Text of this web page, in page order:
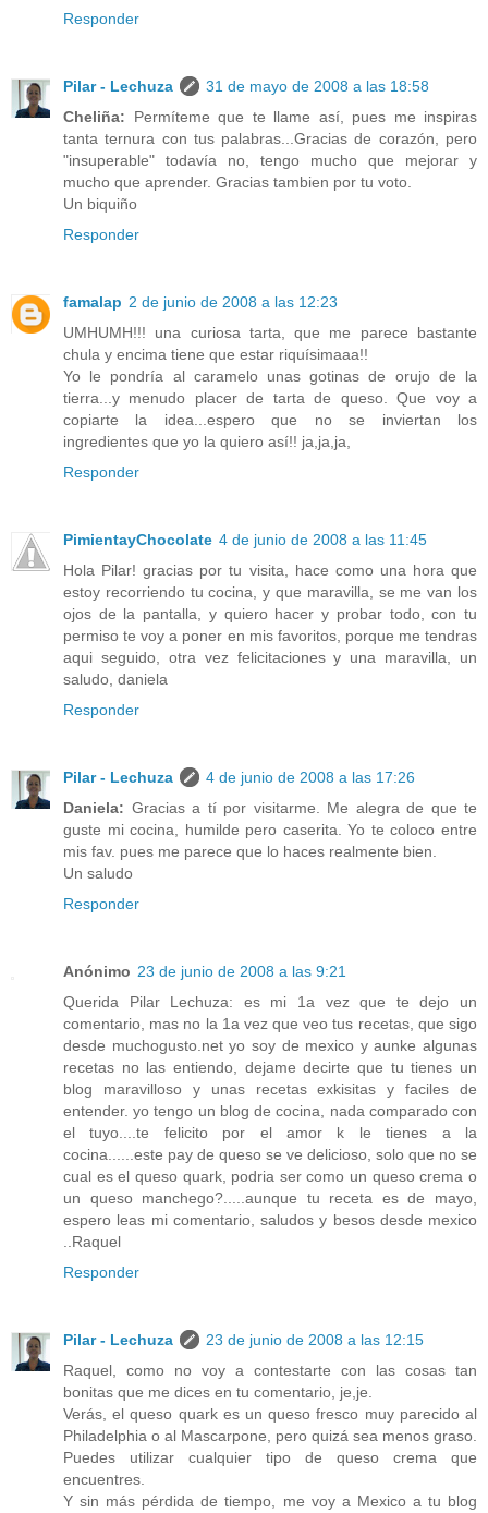
Responder
Pilar - Lechuza
31 de mayo de 2008 a las 18:58
Cheliña: Permíteme que te llame así, pues me inspiras
tanta ternura con tus palabras...Gracias de corazón, pero
"insuperable" todavía no, tengo mucho que mejorar y
mucho que aprender. Gracias tambien por tu voto.
Un biquiño
Responder
famalap 2 de junio de 2008 a las 12:23
UMHUMH!!! una curiosa tarta, que me parece bastante
chula y encima tiene que estar riquísimaaa!!
Yo le pondría al caramelo unas gotinas de orujo de la
tierra...y menudo placer de tarta de queso. Que voy a
copiarte la idea...espero que no se inviertan los
ingredientes que yo la quiero así!! ja,ja,ja,
Responder
PimientayChocolate 4 de junio de 2008 a las 11:45
Hola Pilar! gracias por tu visita, hace como una hora que
estoy recorriendo tu cocina, y que maravilla, se me van los
ojos de la pantalla, y quiero hacer y probar todo, con tu
permiso te voy a poner en mis favoritos, porque me tendras
aqui seguido, otra vez felicitaciones y una maravilla, un
saludo, daniela
Responder
Pilar - Lechuza
4 de junio de 2008 a las 17:26
Daniela: Gracias a tí por visitarme. Me alegra de que te
guste mi cocina, humilde pero caserita. Yo te coloco entre
mis fav. pues me parece que lo haces realmente bien.
Un saludo
Responder
Anónimo 23 de junio de 2008 a las 9:21
Querida Pilar Lechuza: es mi 1a vez que te dejo un
comentario, mas no la 1a vez que veo tus recetas, que sigo
desde muchogusto.net yo soy de mexico y aunke algunas
recetas no las entiendo, dejame decirte que tu tienes un
blog maravilloso y unas recetas exkisitas y faciles de
entender. yo tengo un blog de cocina, nada comparado con
el tuyo....te felicito por el amor k le tienes a la
cocina......este pay de queso se ve delicioso, solo que no se
cual es el queso quark, podria ser como un queso crema o
un queso manchego?.....aunque tu receta es de mayo,
espero leas mi comentario, saludos y besos desde mexico
..Raquel
Responder
Pilar - Lechuza
23 de junio de 2008 a las 12:15
Raquel, como no voy a contestarte con las cosas tan
bonitas que me dices en tu comentario, je,je.
Verás, el queso quark es un queso fresco muy parecido al
Philadelphia o al Mascarpone, pero quizá sea menos graso.
Puedes utilizar cualquier tipo de queso crema que
encuentres.
Y sin más pérdida de tiempo, me voy a Mexico a tu blog